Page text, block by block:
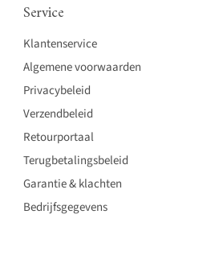
Service
Klantenservice
Algemene voorwaarden
Privacybeleid
Verzendbeleid
Retourportaal
Terugbetalingsbeleid
Garantie & klachten
Bedrijfsgegevens